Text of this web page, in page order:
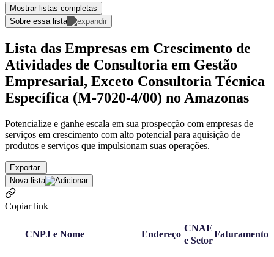
Mostrar listas completas
Sobre essa lista
Lista das Empresas em Crescimento de
Atividades de Consultoria em Gestão
Empresarial, Exceto Consultoria Técnica
Específica (M-7020-4/00) no Amazonas
Potencialize e ganhe escala em sua prospecção com empresas de
serviços em crescimento com alto potencial para aquisição de
produtos e serviços que impulsionam suas operações.
Exportar
Nova lista
Copiar link
CNPJ e Nome Endereço
CNAE
e Setor
Faturamento